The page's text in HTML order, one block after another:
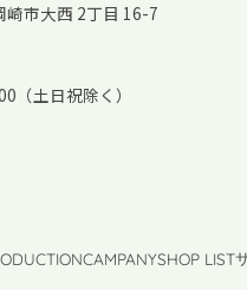
市大西 2丁目 16-7
（土日祝除く）
CAMPANYSHOP LIST